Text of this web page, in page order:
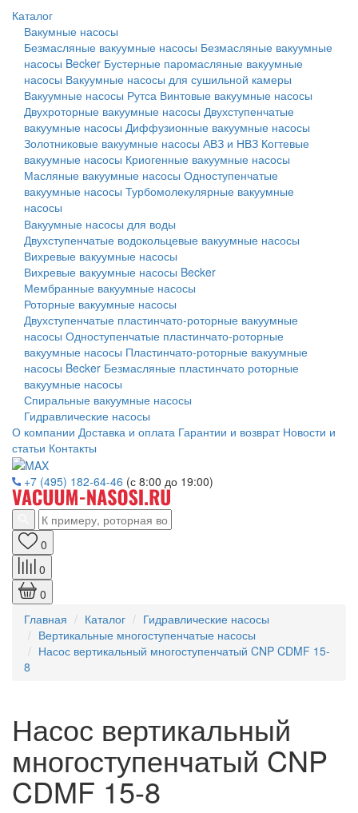
Каталог
Вакумные насосы
Безмасляные вакуумные насосы Безмасляные вакуумные
насосы Becker Бустерные паромасляные вакуумные
насосы Вакуумные насосы для сушильной камеры
Вакуумные насосы Рутса Винтовые вакуумные насосы
Двухроторные вакуумные насосы Двухступенчатые
вакуумные насосы Диффузионные вакуумные насосы
Золотниковые вакуумные насосы АВЗ и НВЗ Когтевые
вакуумные насосы Криогенные вакуумные насосы
Масляные вакуумные насосы Одноступенчатые
вакуумные насосы Турбомолекулярные вакуумные
насосы
Вакуумные насосы для воды
Двухступенчатые водокольцевые вакуумные насосы
Вихревые вакуумные насосы
Вихревые вакуумные насосы Becker
Мембранные вакуумные насосы
Роторные вакуумные насосы
Двухступенчатые пластинчато-роторные вакуумные
насосы Одноступенчатые пластинчато-роторные
вакуумные насосы Пластинчато-роторные вакуумные
насосы Becker Безмасляные пластинчато роторные
вакуумные насосы
Спиральные вакуумные насосы
Гидравлические насосы
О компании Доставка и оплата Гарантии и возврат Новости и
статьи Контакты
+7 (495) 182-64-46 (с 8:00 до 19:00)
0
0
0
Главная
Каталог
Гидравлические насосы
Вертикальные многоступенчатые насосы
Насос вертикальный многоступенчатый CNP CDMF 15-
8
Насос вертикальный
многоступенчатый CNP
CDMF 15-8